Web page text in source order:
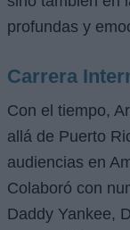
profundas y
Carrera
Con el tiempo,
allá de Puerto
audiencias en
Colaboró con
Daddy Yankee,